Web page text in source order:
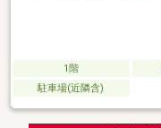
1階
駐車場(近隣含)